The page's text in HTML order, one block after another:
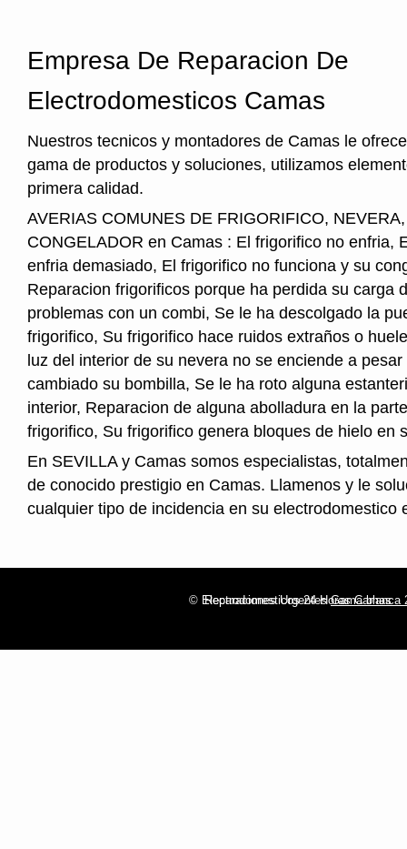
Empresa De Reparacion De
Electrodomesticos Camas
Nuestros tecnicos y montadores de Camas le
gama de productos y soluciones, utilizamos
primera calidad.
AVERIAS COMUNES DE FRIGORIFICO,
CONGELADOR en Camas : El frigorifico no enfria,
enfria demasiado, El frigorifico no funciona y su
Reparacion frigorificos porque ha perdida su carga
problemas con un combi, Se le ha descolgado la
frigorifico, Su frigorifico hace ruidos extraños o
luz del interior de su nevera no se enciende a
cambiado su bombilla, Se le ha roto alguna
interior, Reparacion de alguna abolladura en la
frigorifico, Su frigorifico genera bloques de hielo en
En SEVILLA y Camas somos especialistas,
de conocido prestigio en Camas. Llamenos y le
cualquier tipo de incidencia en su electrodomestico
© Electrodomesticos 24 Horas Camas
Reparaciones UrgentesGama blanca